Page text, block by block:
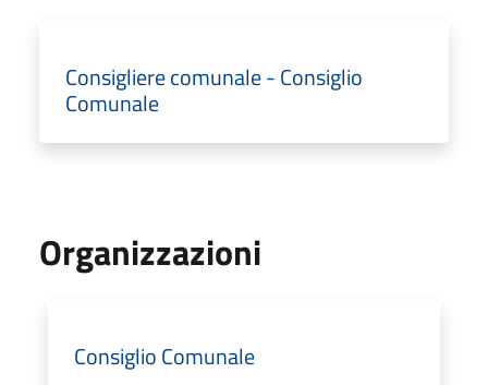
Consigliere comunale - Consiglio
Comunale
Organizzazioni
Consiglio Comunale